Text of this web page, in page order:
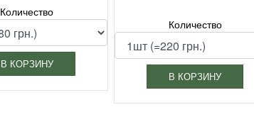
Количество
В КОРЗИНУ
Количество
В КОРЗИНУ